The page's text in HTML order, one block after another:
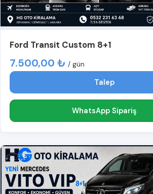
Ford Transit Custom 8+1
7.500,00 ₺ / gün
Talep
WhatsApp Sipariş